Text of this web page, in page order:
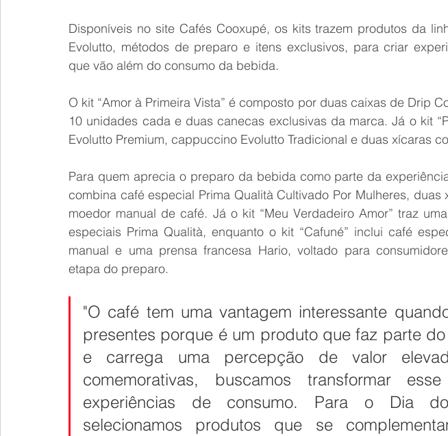
Disponíveis no site Cafés Cooxupé, os kits trazem produtos da
Evolutto, métodos de preparo e itens exclusivos, para criar
que vão além do consumo da bebida.
O kit “Amor à Primeira Vista” é composto por duas caixas de Drip
10 unidades cada e duas canecas exclusivas da marca. Já o kit
Evolutto Premium, cappuccino Evolutto Tradicional e duas xícaras
Para quem aprecia o preparo da bebida como parte da
combina café especial Prima Qualità Cultivado Por Mulheres, duas
moedor manual de café. Já o kit “Meu Verdadeiro Amor” traz
especiais Prima Qualità, enquanto o kit “Cafuné” inclui café
manual e uma prensa francesa Hario, voltado para
etapa do preparo.
"O café tem uma vantagem interessante
presentes porque é um produto que faz parte
e carrega uma percepção de valor
comemorativas, buscamos transformar
experiências de consumo. Para o Dia
selecionamos produtos que se